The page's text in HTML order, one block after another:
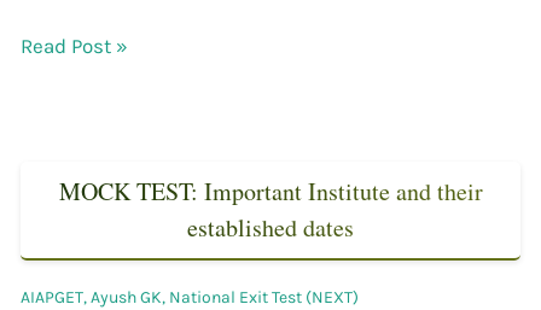
Read Post »
MOCK TEST: Important Institute and their
established dates
AIAPGET,Ayush GK, National Exit Test (NEXT)